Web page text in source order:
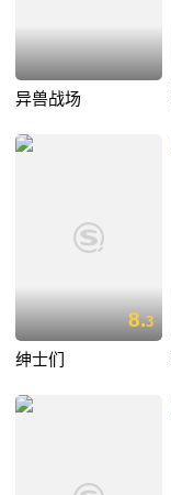
异兽战场
8.3
绅士们